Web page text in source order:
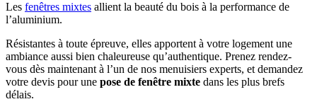
Les fenêtres mixtes allient la beauté du bois à la performance de
l’aluminium.
Résistantes à toute épreuve, elles apportent à votre logement une
ambiance aussi bien chaleureuse qu’authentique. Prenez rendez-
vous dès maintenant à l’un de nos menuisiers experts, et demandez
votre devis pour une pose de fenêtre mixte dans les plus brefs
délais.